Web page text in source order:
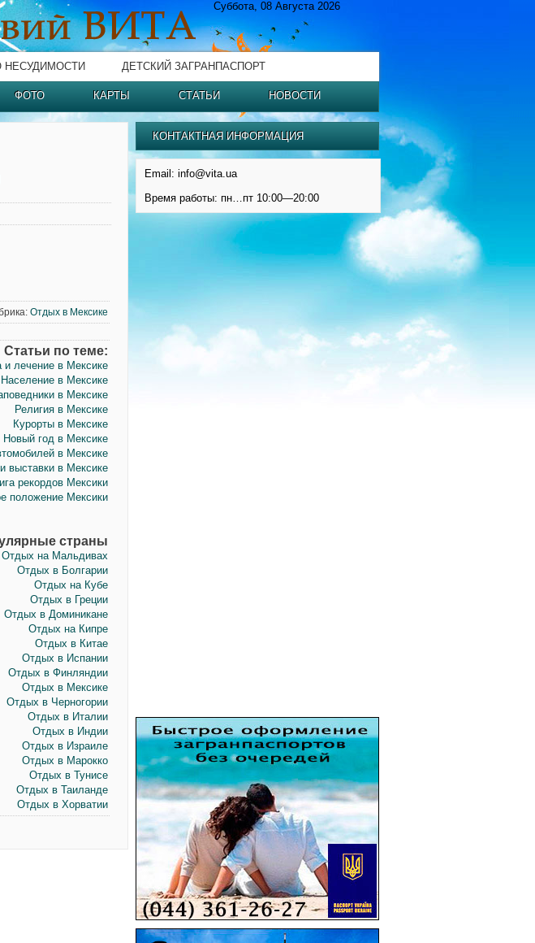
Суббота, 08 Августа 2026
НЕСУДИМОСТИ ДЕТСКИЙ ЗАГРАНПАСПОРТ
ФОТО КАРТЫ СТАТЬИ НОВОСТИ
Отдых в Мексике
Статьи по теме:
и лечение в Мексике
Население в Мексике
в Мексике
Религия в Мексике
Курорты в Мексике
Новый год в Мексике
в Мексике
выставки в Мексике
рекордов Мексики
положение Мексики
страны
Отдых на Мальдивах
Отдых в Болгарии
Отдых на Кубе
Отдых в Греции
Отдых в Доминикане
Отдых на Кипре
Отдых в Китае
Отдых в Испании
Отдых в Финляндии
Отдых в Мексике
Отдых в Черногории
Отдых в Италии
Отдых в Индии
Отдых в Израиле
Отдых в Марокко
Отдых в Тунисе
Отдых в Таиланде
Отдых в Хорватии
КОНТАКТНАЯ ИНФОРМАЦИЯ
Email: info@vita.ua
Время работы: пн…пт 10:00—20:00